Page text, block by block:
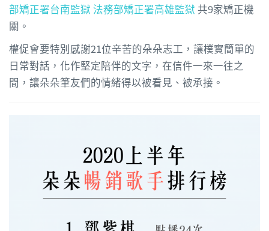
部矯正署台南監獄 法務部矯正署高雄監獄 共9家矯正機
關。
權促會要特別感謝21位辛苦的朵朵志工，讓樸實簡單的
日常對話，化作堅定陪伴的文字，在信件一來一往之
間，讓朵朵筆友們的情緒得以被看見、被承接。